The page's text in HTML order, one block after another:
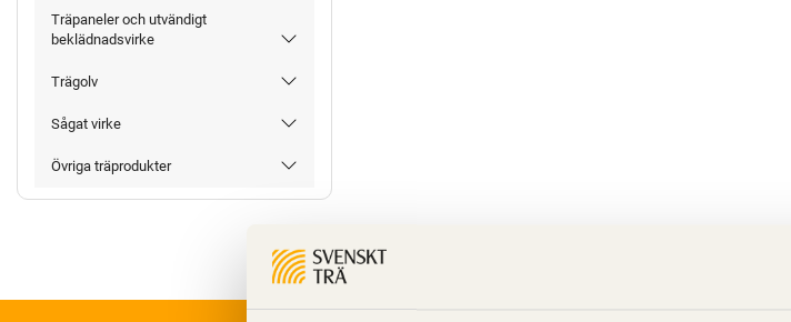
Träpaneler och utvändigt
beklädnadsvirke
Trägolv
Sågat virke
Övriga träprodukter